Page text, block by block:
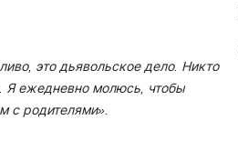
это дьявольское дело. Никто
Я ежедневно молюсь, чтобы
с родителями».